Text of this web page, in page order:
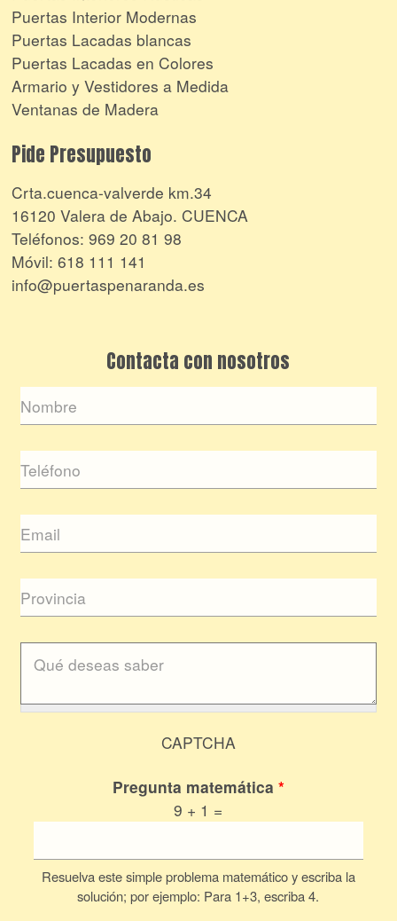
Puertas Interior Modernas
Puertas Lacadas blancas
Puertas Lacadas en Colores
Armario y Vestidores a Medida
Ventanas de Madera
Pide Presupuesto
Crta.cuenca-valverde km.34
16120 Valera de Abajo. CUENCA
Teléfonos: 969 20 81 98
Móvil: 618 111 141
info@puertaspenaranda.es
Contacta con nosotros
CAPTCHA
Pregunta matemática *
9 + 1 =
Resuelva este simple problema matemático y escriba la
solución; por ejemplo: Para 1+3, escriba 4.